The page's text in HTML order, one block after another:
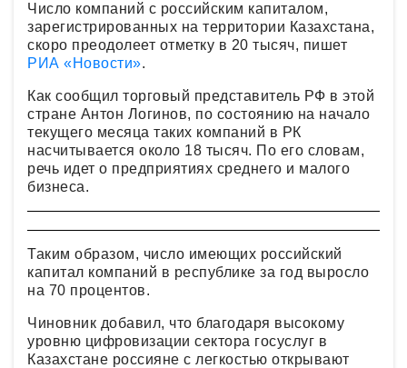
Число компаний с российским капиталом,
зарегистрированных на территории Казахстана,
скоро преодолеет отметку в 20 тысяч, пишет
РИА «Новости».
Как сообщил торговый представитель РФ в этой
стране Антон Логинов, по состоянию на начало
текущего месяца таких компаний в РК
насчитывается около 18 тысяч. По его словам,
речь идет о предприятиях среднего и малого
бизнеса.
Таким образом, число имеющих российский
капитал компаний в республике за год выросло
на 70 процентов.
Чиновник добавил, что благодаря высокому
уровню цифровизации сектора госуслуг в
Казахстане россияне с легкостью открывают